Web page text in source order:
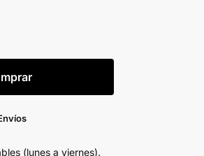
(lunes a viernes).